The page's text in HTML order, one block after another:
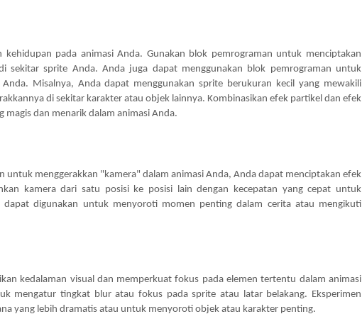
pada animasi Anda. Gunakan blok pemrograman untuk menciptakan
sekitar sprite Anda. Anda juga dapat menggunakan blok pemrograman untuk
Misalnya, Anda dapat menggunakan sprite berukuran kecil yang mewakili
di sekitar karakter atau objek lainnya. Kombinasikan efek partikel dan efek
dan menarik dalam animasi Anda.
untuk menggerakkan "kamera" dalam animasi Anda, Anda dapat menciptakan efek
kamera dari satu posisi ke posisi lain dengan kecepatan yang cepat untuk
dapat digunakan untuk menyoroti momen penting dalam cerita atau mengikuti
kedalaman visual dan memperkuat fokus pada elemen tertentu dalam animasi
mengatur tingkat blur atau fokus pada sprite atau latar belakang. Eksperimen
yang lebih dramatis atau untuk menyoroti objek atau karakter penting.